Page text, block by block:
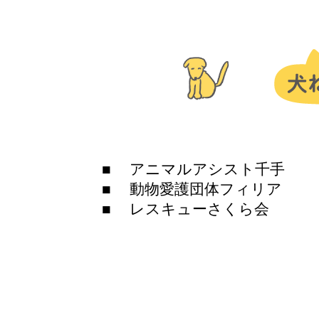
■ アニマルアシスト千手
■ 動物愛護団体フィリア
■ レスキューさくら会